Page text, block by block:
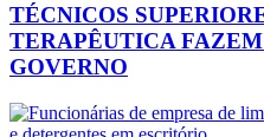
TÉCNICOS
TERAPÊUTICA
GOVERNO